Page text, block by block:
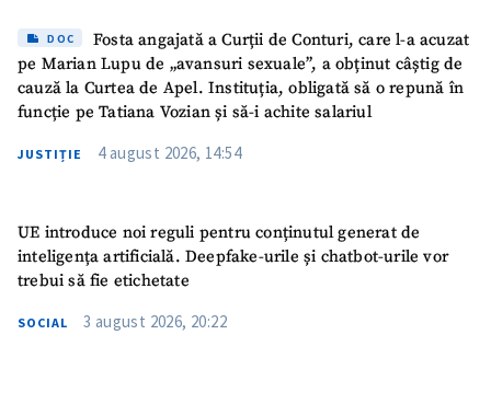
DOC
Fosta angajată a Curții de Conturi, care l-a acuzat
pe Marian Lupu de „avansuri sexuale”, a obținut câștig de
cauză la Curtea de Apel. Instituția, obligată să o repună în
funcție pe Tatiana Vozian și să-i achite salariul
JUSTIȚIE 4 august 2026, 14:54
UE introduce noi reguli pentru conținutul generat de
inteligența artificială. Deepfake-urile și chatbot-urile vor
trebui să fie etichetate
SOCIAL 3 august 2026, 20:22